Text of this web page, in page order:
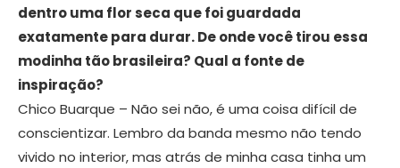
dentro uma flor seca que foi guardada
exatamente para durar. De onde você tirou essa
modinha tão brasileira? Qual a fonte de
inspiração?
Chico Buarque – Não sei não, é uma coisa difícil de
conscientizar. Lembro da banda mesmo não tendo
vivido no interior, mas atrás de minha casa tinha um